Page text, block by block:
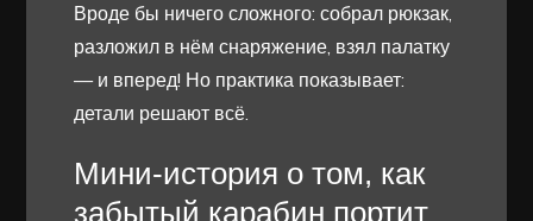
Вроде бы ничего сложного: собрал рюкзак,
разложил в нём снаряжение, взял палатку
— и вперед! Но практика показывает:
детали решают всё.
Мини-история о том, как
забытый карабин портит